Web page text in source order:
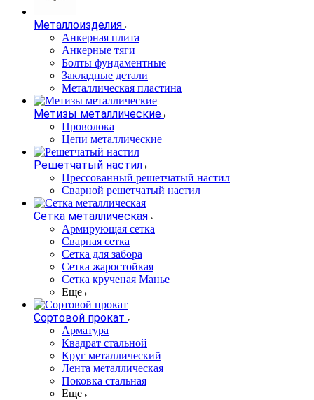
Металлоизделия
Анкерная плита
Анкерные тяги
Болты фундаментные
Закладные детали
Металлическая пластина
Метизы металлические
Проволока
Цепи металлические
Решетчатый настил
Прессованный решетчатый настил
Сварной решетчатый настил
Сетка металлическая
Армирующая сетка
Сварная сетка
Сетка для забора
Сетка жаростойкая
Сетка крученая Манье
Еще
Сортовой прокат
Арматура
Квадрат стальной
Круг металлический
Лента металлическая
Поковка стальная
Еще